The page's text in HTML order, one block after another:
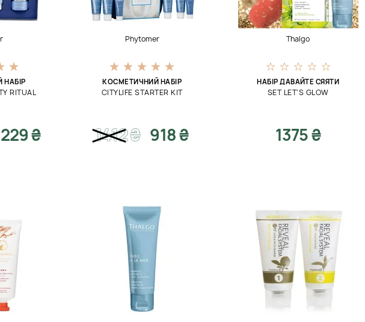
RITUAL
₴
Phytomer
КОСМЕТИЧНИЙ НАБІР
CITYLIFE STARTER KIT
1412₴ 918 ₴
Thalgo
НАБІР ДАВАЙТЕ СЯЯТИ
SET LET’S GLOW
1375 ₴